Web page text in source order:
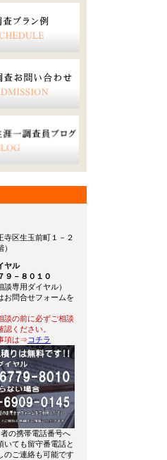
寺区生玉前町１－２
ヤル
９－８０１０
談専用ダイヤル）
お問合せフォームを
談の前に必ずご相談
ください。
項は⇒ コチラ
の携帯電話番号へ
いても留守番電話と
のご連絡も可能です